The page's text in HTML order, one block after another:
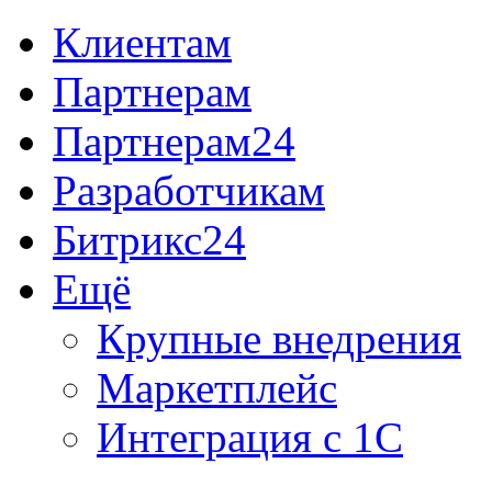
Клиентам
Партнерам
Партнерам24
Разработчикам
Битрикс24
Ещё
Крупные внедрения
Маркетплейс
Интеграция с 1С